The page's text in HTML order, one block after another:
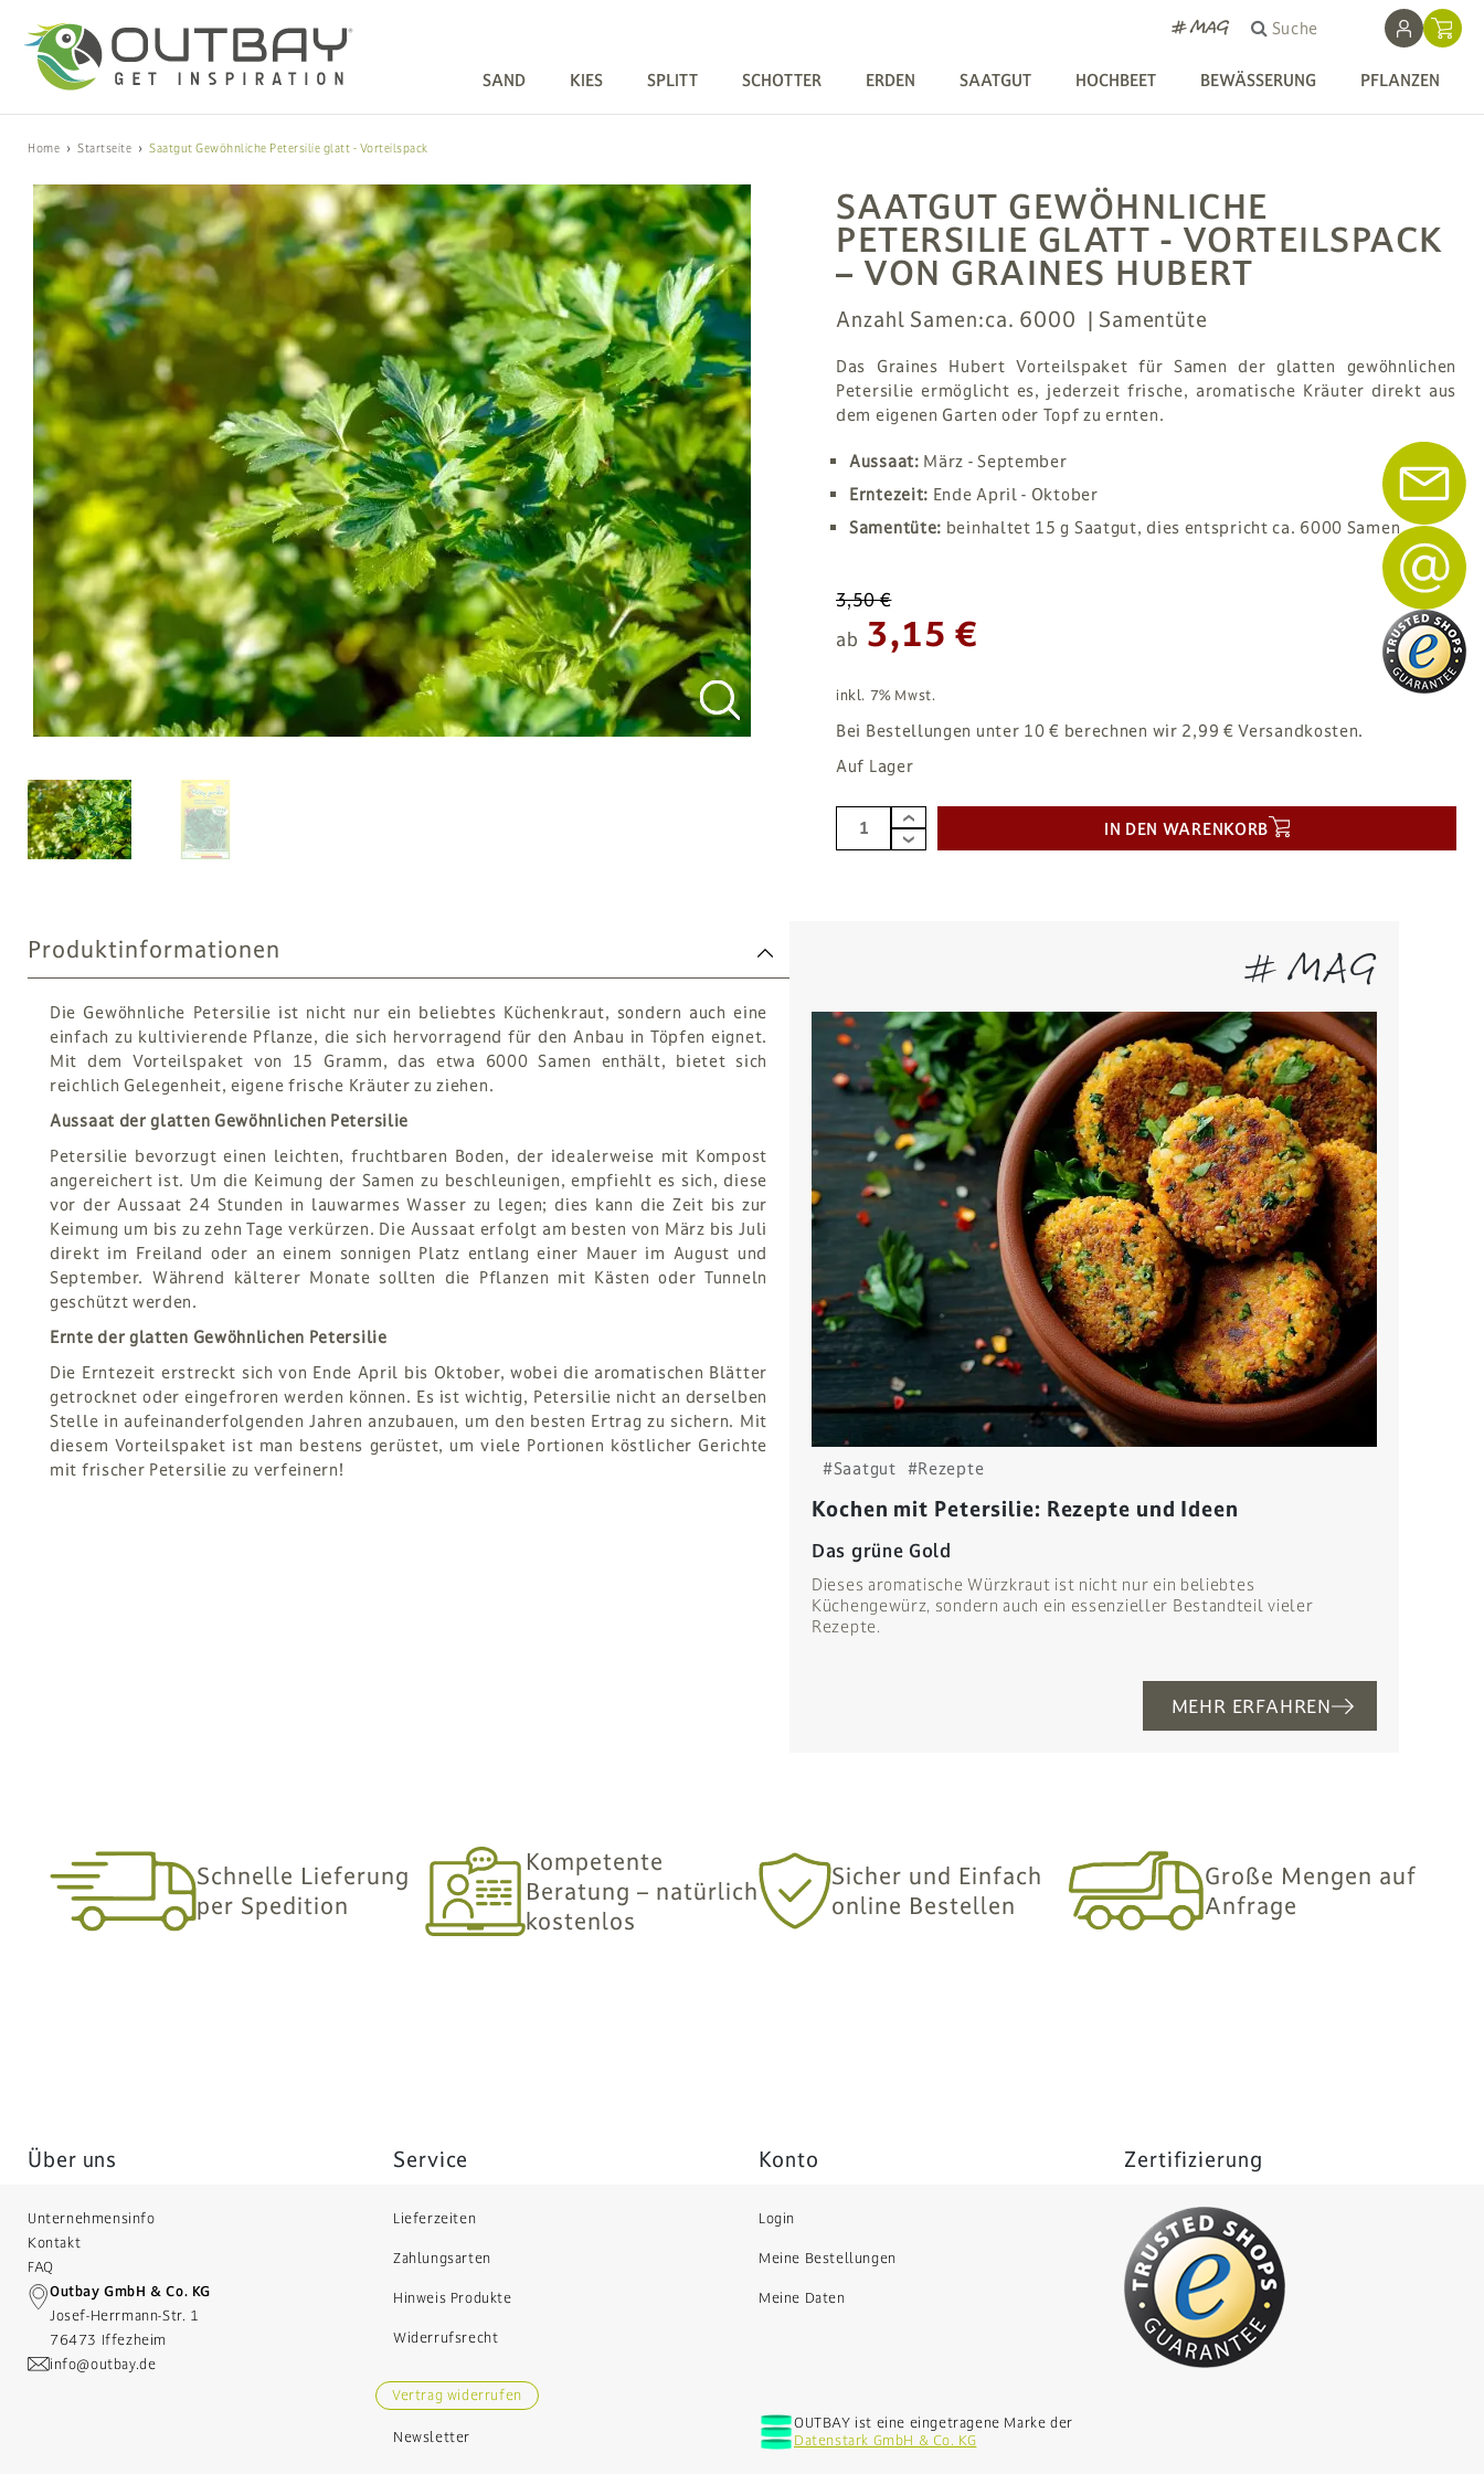
# MAG Suche
SAND KIES SPLITT SCHOTTER ERDEN SAATGUT HOCHBEET BEWÄSSERUNG PFLANZEN
Home Startseite Saatgut Gewöhnliche Petersilie glatt - Vorteilspack
SAATGUT GEWÖHNLICHE
PETERSILIE GLATT - VORTEILSPACK
– VON GRAINES HUBERT
Anzahl Samen:ca. 6000 Samentüte
Das Graines Hubert Vorteilspaket für Samen der glatten gewöhnlichen
Petersilie ermöglicht es, jederzeit frische, aromatische Kräuter direkt aus
dem eigenen Garten oder Topf zu ernten.
Aussaat: März - September
Erntezeit: Ende April - Oktober
Samentüte: beinhaltet 15 g Saatgut, dies entspricht ca. 6000 Samen
3,50 €
ab 3,15 €
inkl. 7% Mwst.
Bei Bestellungen unter 10 € berechnen wir 2,99 € Versandkosten.
Auf Lager
IN DEN WARENKORB
Produktinformationen
Die Gewöhnliche Petersilie ist nicht nur ein beliebtes Küchenkraut, sondern auch eine
einfach zu kultivierende Pflanze, die sich hervorragend für den Anbau in Töpfen eignet.
Mit dem Vorteilspaket von 15 Gramm, das etwa 6000 Samen enthält, bietet sich
reichlich Gelegenheit, eigene frische Kräuter zu ziehen.
Aussaat der glatten Gewöhnlichen Petersilie
Petersilie bevorzugt einen leichten, fruchtbaren Boden, der idealerweise mit Kompost
angereichert ist. Um die Keimung der Samen zu beschleunigen, empfiehlt es sich, diese
vor der Aussaat 24 Stunden in lauwarmes Wasser zu legen; dies kann die Zeit bis zur
Keimung um bis zu zehn Tage verkürzen. Die Aussaat erfolgt am besten von März bis Juli
direkt im Freiland oder an einem sonnigen Platz entlang einer Mauer im August und
September. Während kälterer Monate sollten die Pflanzen mit Kästen oder Tunneln
geschützt werden.
Ernte der glatten Gewöhnlichen Petersilie
Die Erntezeit erstreckt sich von Ende April bis Oktober, wobei die aromatischen Blätter
getrocknet oder eingefroren werden können. Es ist wichtig, Petersilie nicht an derselben
Stelle in aufeinanderfolgenden Jahren anzubauen, um den besten Ertrag zu sichern. Mit
diesem Vorteilspaket ist man bestens gerüstet, um viele Portionen köstlicher Gerichte
mit frischer Petersilie zu verfeinern!
# MAG
#Saatgut #Rezepte
Kochen mit Petersilie: Rezepte und Ideen
Das grüne Gold
Dieses aromatische Würzkraut ist nicht nur ein beliebtes
Küchengewürz, sondern auch ein essenzieller Bestandteil vieler
Rezepte.
MEHR ERFAHREN
Schnelle Lieferung
per Spedition
Kompetente
Beratung – natürlich
kostenlos
Sicher und Einfach
online Bestellen
Große Mengen auf
Anfrage
Über uns Service Konto Zertifizierung
Unternehmensinfo
Kontakt
FAQ
Outbay GmbH & Co. KG
Josef-Herrmann-Str. 1
76473 Iffezheim
info@outbay.de
Lieferzeiten
Zahlungsarten
Hinweis Produkte
Widerrufsrecht
Vertrag widerrufen
Newsletter
Login
Meine Bestellungen
Meine Daten
OUTBAY ist eine eingetragene Marke der
Datenstark GmbH & Co. KG